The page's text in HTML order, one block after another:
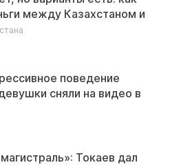
между Казахстаном и
поведение
сняли на видео в
Токаев дал